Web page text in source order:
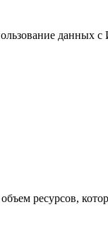
данных
ресурсов,